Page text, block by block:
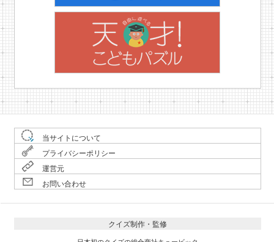
当サイトについて
プライバシーポリシー
運営元
お問い合わせ
クイズ制作・監修